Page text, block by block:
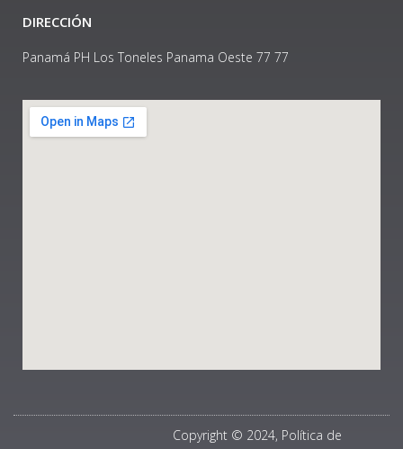
DIRECCIÓN
Panamá PH Los Toneles Panama Oeste 77 77
Copyright © 2024, Política de